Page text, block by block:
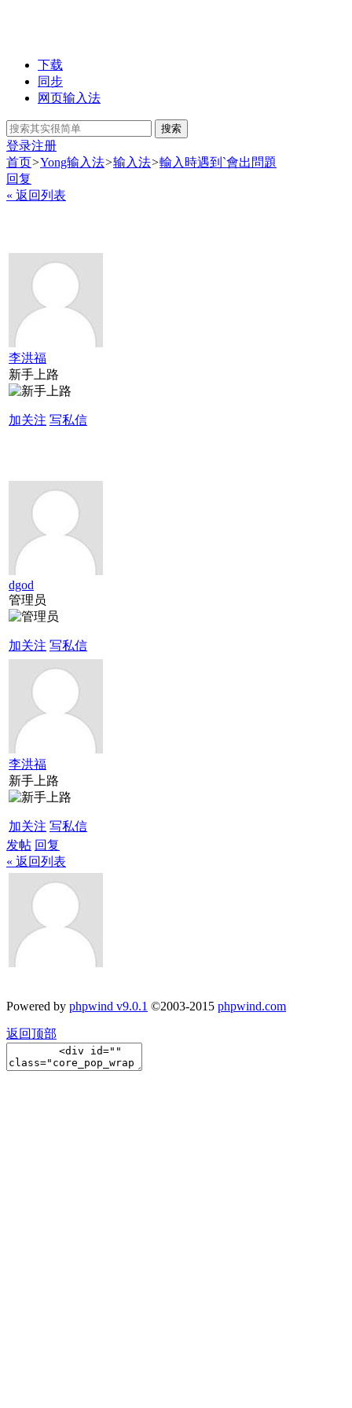
下载
同步
网页输入法
搜索
登录注册
首页>Yong输入法>输入法>輸入時遇到`會出問題
回复
« 返回列表
李洪福
新手上路
加关注 写私信
dgod
管理员
加关注 写私信
李洪福
新手上路
加关注 写私信
发帖 回复
« 返回列表
Powered by phpwind v9.0.1 ©2003-2015 phpwind.com
返回顶部